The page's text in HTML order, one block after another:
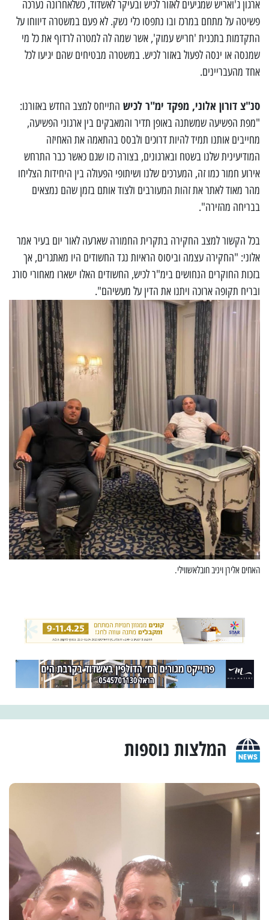
ארגון ג'ואריש שמגיעים לאזור לכיש ובעיקר לאשדוד, כשלאחרונה נערכה
פשיטה על מתחם במרכז ובו נתפסו כלי נשק. לא פעם במשטרה דיווחו על
התקדמות בתכנית 'חריש עמוק', אשר שמה לה למטרה לרדוף את כל מי
שמנסה או ינסה לפעול באזור לכיש. במשטרה מבטיחים שהם יגיעו לכל
אחד מהעבריינים.
סנ"צ דורון אלוני, מפקד ימ"ר לכיש התייחס למצב החדש באזורנו:
"מפת הפשיעה שמשתנה באופן תדיר והמאבקים בין ארגוני הפשיעה,
מחייבים אותנו תמיד להיות דרוכים ולבסס בהתאמה את האחיזה
המודיעינית שלנו בשטח ובארגונים, בצורה כזו שגם כאשר כבר התרחש
אירוע חמור כמו זה, המערכים שלנו ושיתופי הפעולה בין היחידות הצליחו
מהר מאוד לאתר את זהות המעורבים ולצוד אותם בזמן שהם נמצאים
בבריחה מהזירה".
בכל הקשור למצב החקירה בתקרית החמורה שארעה לאור יום בעיר אמר
אלוני: "החקירה עצמה וביסוס הראיות נגד החשודים היו מאתגרים, אך
בזכות החוקרים הנחושים בימ"ר לכיש, החשודים האלו ישארו מאחורי סורג
ובריח תקופה ארוכה ויתנו את הדין על מעשיהם".
האחים אלירן ויניב חובלאשווילי.
המלצות נוספות